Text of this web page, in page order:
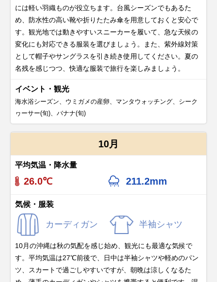
には軽い羽織ものが役立ちます。台風シーズンでもあるた
め、防水性の高い靴や折りたたみ傘を用意しておくと安心で
す。観光地では動きやすいスニーカーを履いて、急な天候の
変化にも対応できる服装を選びましょう。また、紫外線対策
として帽子やサングラスを引き続き使用してください。夏の
名残を感じつつ、快適な服装で旅行を楽しみましょう。
イベント・観光
海水浴シーズン、ウミガメの産卵、マンタウォッチング、シーク
ヮーサー(旬)、バナナ(旬)
10月
平均気温・降水量
26.0℃ 211.2mm
気候・服装
カーディガン 半袖シャツ
10月の沖縄は秋の気配を感じ始め、観光にも最適な気候で
す。平均気温は27℃前後で、日中は半袖シャツや軽めのパン
ツ、スカートで過ごしやすいですが、朝晩は涼しくなるた